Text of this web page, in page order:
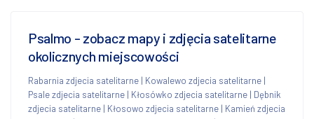
Psalmo - zobacz mapy i zdjęcia satelitarne
okolicznych miejscowości
Rabarnia zdjecia satelitarne | Kowalewo zdjecia satelitarne |
Psale zdjecia satelitarne | Kłosówko zdjecia satelitarne | Dębnik
zdjecia satelitarne | Kłosowo zdjecia satelitarne | Kamień zdjecia